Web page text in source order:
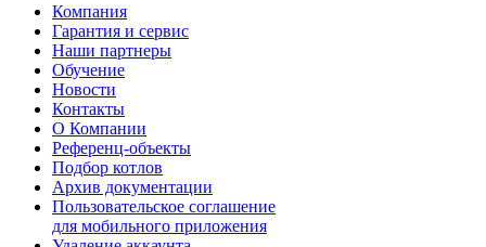
Компания
Гарантия и сервис
Наши партнеры
Обучение
Новости
Контакты
О Компании
Референц-объекты
Подбор котлов
Архив документации
Пользовательское соглашение
для мобильного приложения